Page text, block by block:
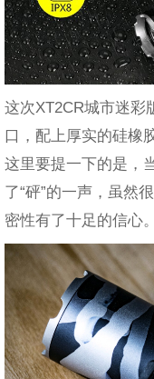
这次XT2CR城市迷彩
口，配上厚实的硅橡
这里要提一下的是，
了“砰”的一声，虽然
密性有了十足的信心。